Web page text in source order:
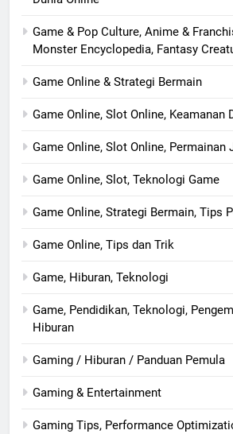
Game & Pop Culture, Anime &
Monster Encyclopedia, Fantasy
Game Online & Strategi Bermain
Game Online, Slot Online, Keamanan
Game Online, Slot Online, Permainan
Game Online, Slot, Teknologi Game
Game Online, Strategi Bermain, Tips
Game Online, Tips dan Trik
Game, Hiburan, Teknologi
Game, Pendidikan, Teknologi,
Hiburan
Gaming / Hiburan / Panduan Pemula
Gaming & Entertainment
Gaming Tips, Performance